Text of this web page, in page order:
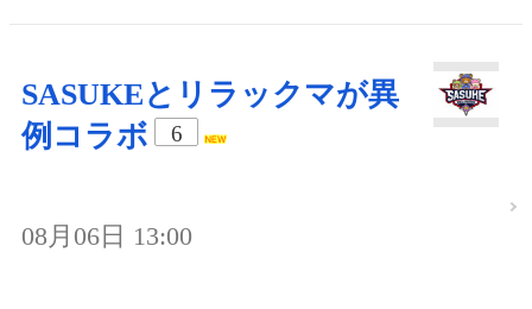
SASUKEとリラックマが異
例コラボ
6
08月06日 13:00